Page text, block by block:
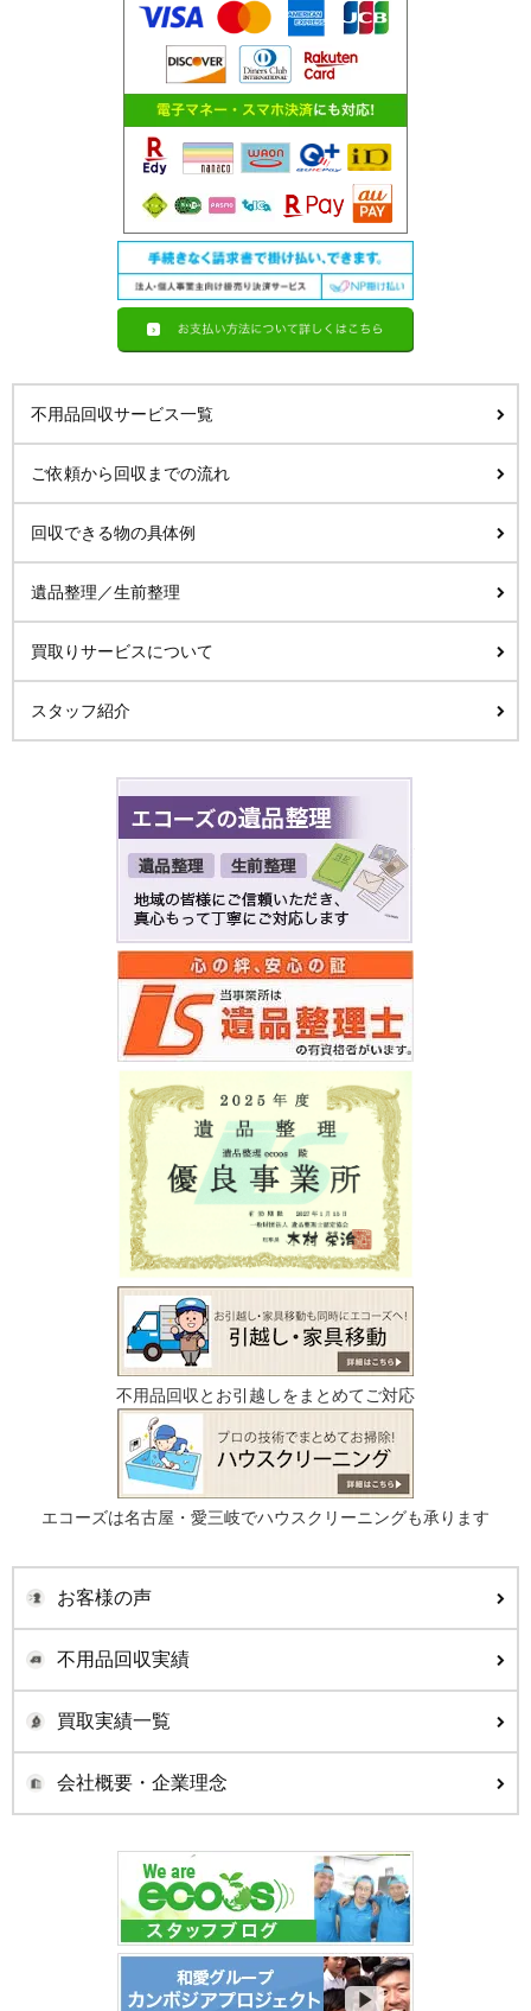
不用品回収サービス一覧
ご依頼から回収までの流れ
回収できる物の具体例
遺品整理／生前整理
買取りサービスについて
スタッフ紹介
不用品回収とお引越しをまとめてご対応
エコーズは名古屋・愛三岐でハウスクリーニングも承ります
お客様の声
不用品回収実績
買取実績一覧
会社概要・企業理念